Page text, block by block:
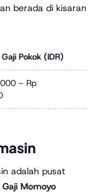
berada di kisaran
Pokok (IDR)
– Rp
adalah pusat
Gaji Momoyo